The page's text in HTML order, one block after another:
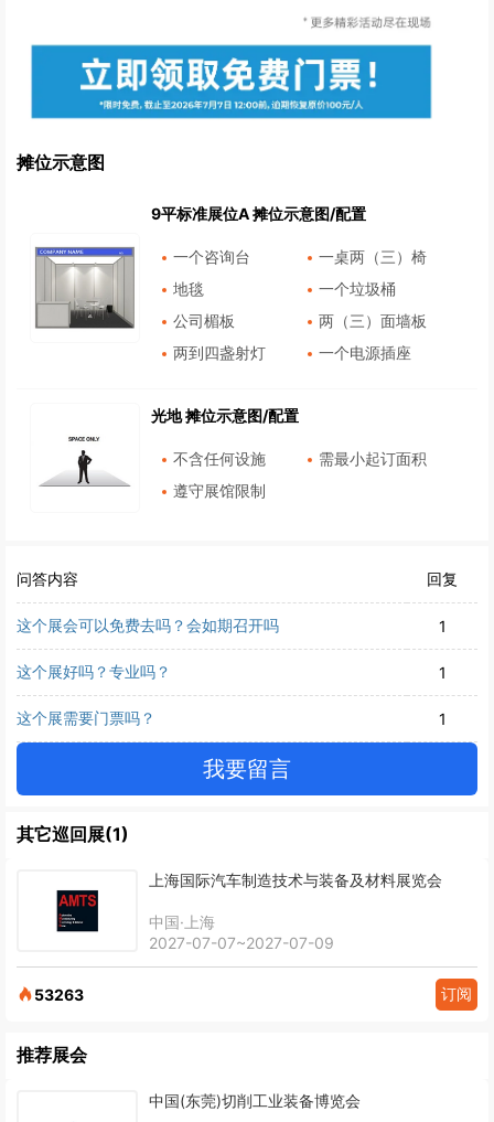
摊位示意图
9平标准展位A 摊位示意图/配置
一个咨询台
一桌两（三）椅
地毯
一个垃圾桶
公司楣板
两（三）面墙板
两到四盏射灯
一个电源插座
光地 摊位示意图/配置
不含任何设施
需最小起订面积
遵守展馆限制
问答内容 回复
这个展会可以免费去吗？会如期召开吗 1
这个展好吗？专业吗？ 1
这个展需要门票吗？ 1
我要留言
其它巡回展(1)
上海国际汽车制造技术与装备及材料展览会
中国·上海
2027-07-07~2027-07-09
53263 订阅
推荐展会
中国(东莞)切削工业装备博览会